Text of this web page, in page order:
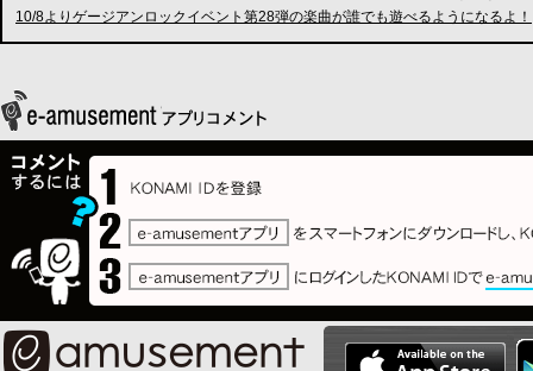
10/8よりゲージアンロックイベント第28弾の楽曲が誰でも遊べるようになるよ！